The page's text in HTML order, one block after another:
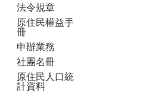
法令規章
原住民權益手
冊
申辦業務
社團名冊
原住民人口統
計資料